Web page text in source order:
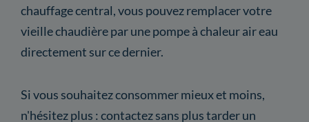
chauffage central, vous pouvez remplacer votre
vieille chaudière par une pompe à chaleur air eau
directement sur ce dernier.
Si vous souhaitez consommer mieux et moins,
n'hésitez plus : contactez sans plus tarder un